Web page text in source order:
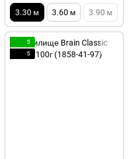
3.30 м 3.60 м 3.90 м
5
5